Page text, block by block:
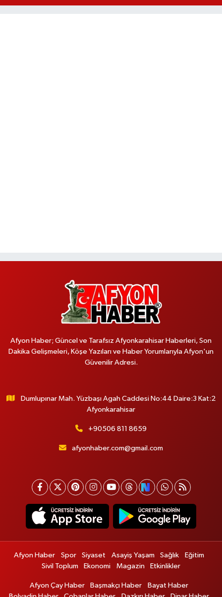
Afyon Haber; Güncel ve Tarafsız Afyonkarahisar Haberleri, Son
Dakika Gelişmeleri, Köşe Yazıları ve Haber Yorumlarıyla Afyon'un
Güvenilir Adresi.
Dumlupınar Mah. Yüzbaşı Agah Caddesi No:44 Daire:3 Kat:2
Afyonkarahisar
+90506 811 8659
afyonhaber.com@gmail.com
Afyon Haber Spor Siyaset Asayiş Yaşam Sağlık
Eğitim
Sivil Toplum
Ekonomi Magazin Etkinlikler
Afyon Çay Haber Başmakçı Haber
Bayat Haber